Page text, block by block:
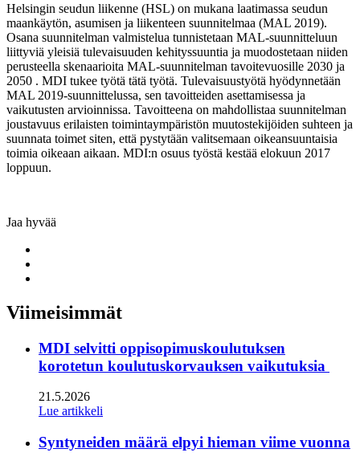
Helsingin seudun liikenne (HSL) on mukana laatimassa seudun
maankäytön, asumisen ja liikenteen suunnitelmaa (MAL 2019).
Osana suunnitelman valmistelua tunnistetaan MAL-suunnitteluun
liittyviä yleisiä tulevaisuuden kehityssuuntia ja muodostetaan niiden
perusteella skenaarioita MAL-suunnitelman tavoitevuosille 2030 ja
2050 . MDI tukee työtä tätä työtä. Tulevaisuustyötä hyödynnetään
MAL 2019-suunnittelussa, sen tavoitteiden asettamisessa ja
vaikutusten arvioinnissa. Tavoitteena on mahdollistaa suunnitelman
joustavuus erilaisten toimintaympäristön muutostekijöiden suhteen ja
suunnata toimet siten, että pystytään valitsemaan oikeansuuntaisia
toimia oikeaan aikaan. MDI:n osuus työstä kestää elokuun 2017
loppuun.
Jaa hyvää
twitter
Viimeisimmät
MDI selvitti oppisopimuskoulutuksen
korotetun koulutuskorvauksen vaikutuksia
21.5.2026
Lue artikkeli
Syntyneiden määrä elpyi hieman viime vuonna